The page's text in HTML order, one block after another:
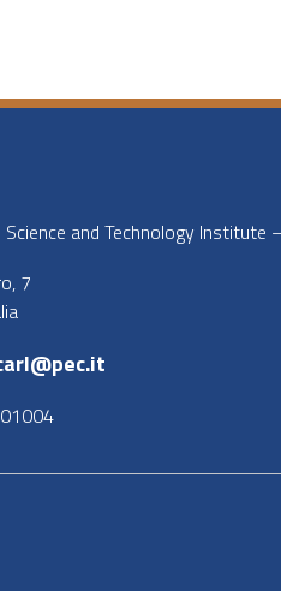
and Technology
7